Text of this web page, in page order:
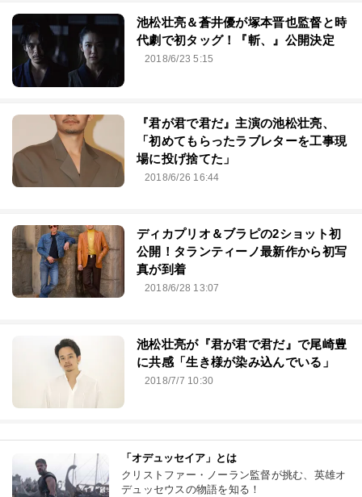
池松壮亮＆蒼井優が塚本晋也監督と時
代劇で初タッグ！『斬、』公開決定
2018/6/23 5:15
『君が君で君だ』主演の池松壮亮、
「初めてもらったラブレターを工事現
場に投げ捨てた」
2018/6/26 16:44
ディカプリオ＆ブラピの2ショット初
公開！タランティーノ最新作から初写
真が到着
2018/6/28 13:07
池松壮亮が『君が君で君だ』で尾崎豊
に共感「生き様が染み込んでいる」
2018/7/7 10:30
「オデュッセイア」とは
クリストファー・ノーラン監督が挑む、英雄オ
デュッセウスの物語を知る！